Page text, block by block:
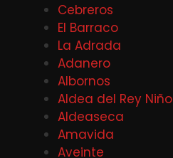
Cebreros
El Barraco
La Adrada
Adanero
Albornos
Aldea del Rey Niño
Aldeaseca
Amavida
Aveinte